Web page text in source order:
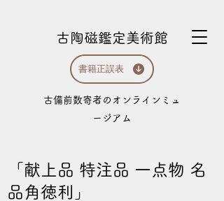
古陶磁鑑定美術館
書籍正誤表
​古備前数寄者のオンラインミュ
ージアム
「献上品 特注品 一点物 名
品角徳利」